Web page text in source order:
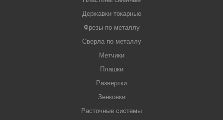
Державки токарные
Фрезы по металлу
Сверла по металлу
Метчики
Плашки
Развертки
Зенковки
Расточные системы